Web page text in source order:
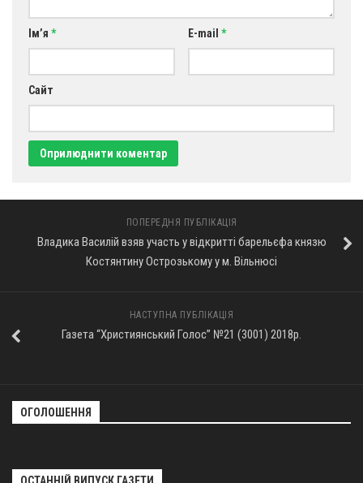
Ім’я * E-mail *
Сайт
ПОПЕРЕДНЯ ПУБЛІКАЦІЯ
Владика Василій взяв участь у відкритті барельєфа князю
Костянтину Острозькому у м. Вільнюсі
НАСТУПНА ПУБЛІКАЦІЯ
Газета “Християнський Голос” №21 (3001) 2018р.
ОГОЛОШЕННЯ
ОСТАННІЙ ВИПУСК ГАЗЕТИ